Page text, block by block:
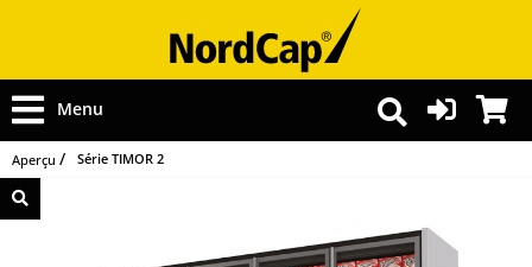
Menu
Aperçu Série TIMOR 2